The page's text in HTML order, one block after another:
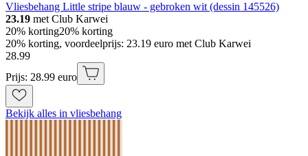
Vliesbehang Little stripe blauw - gebroken wit (dessin 145526)
23.19 met Club Karwei
20% korting20% korting
20% korting, voordeelprijs: 23.19 euro met Club Karwei
28.99
Prijs: 28.99 euro
Bekijk alles in vliesbehang